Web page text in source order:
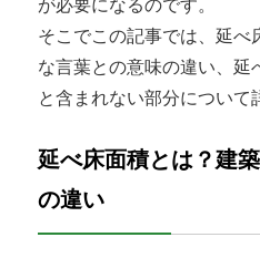
が必要になるのです。
そこでこの記事では、延べ
な言葉との意味の違い、延
と含まれない部分について
延べ床面積とは？建
の違い